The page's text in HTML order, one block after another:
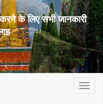
के लिए सभी जानकारी